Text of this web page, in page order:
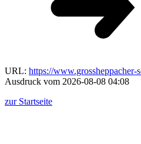
URL: https://www.grossheppacher-
Ausdruck vom 2026-08-08 04:08
zur Startseite